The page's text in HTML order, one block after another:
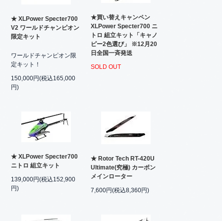
★ XLPower Specter700
V2 ワールドチャンピオン
限定キット
ワールドチャンピオン限
定キット！
150,000円(税込165,000
円)
★買い替えキャンペン
XLPower Specter700 ニ
トロ 組立キット「キャノ
ピー2色選び」 ※12月20
日全国一斉発送
SOLD OUT
★ XLPower Specter700
ニトロ 組立キット
139,000円(税込152,900
円)
★ Rotor Tech RT-420U
Ultimate(究極) カーボン
メインローター
7,600円(税込8,360円)